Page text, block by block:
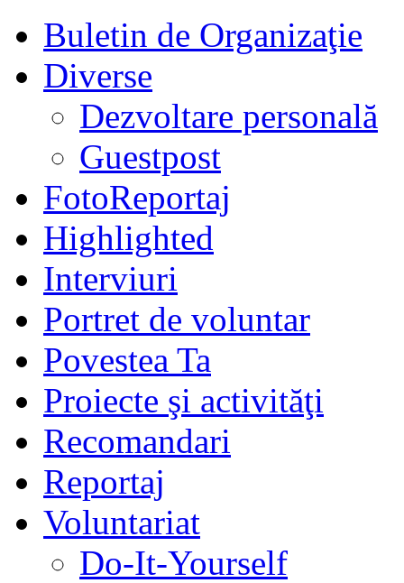
Buletin de Organizaţie
Diverse
Dezvoltare personală
Guestpost
FotoReportaj
Highlighted
Interviuri
Portret de voluntar
Povestea Ta
Proiecte şi activităţi
Recomandari
Reportaj
Voluntariat
Do-It-Yourself